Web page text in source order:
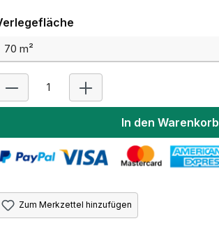
auswählen
In den Warenkorb
Zum Merkzettel hinzufügen